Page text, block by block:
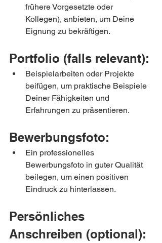
frühere Vorgesetzte oder
Kollegen), anbieten, um Deine
Eignung zu bekräftigen.
Portfolio (falls relevant):
Beispielarbeiten oder Projekte
beifügen, um praktische Beispiele
Deiner Fähigkeiten und
Erfahrungen zu präsentieren.
Bewerbungsfoto:
Ein professionelles
Bewerbungsfoto in guter Qualität
beilegen, um einen positiven
Eindruck zu hinterlassen.
Persönliches
Anschreiben (optional):